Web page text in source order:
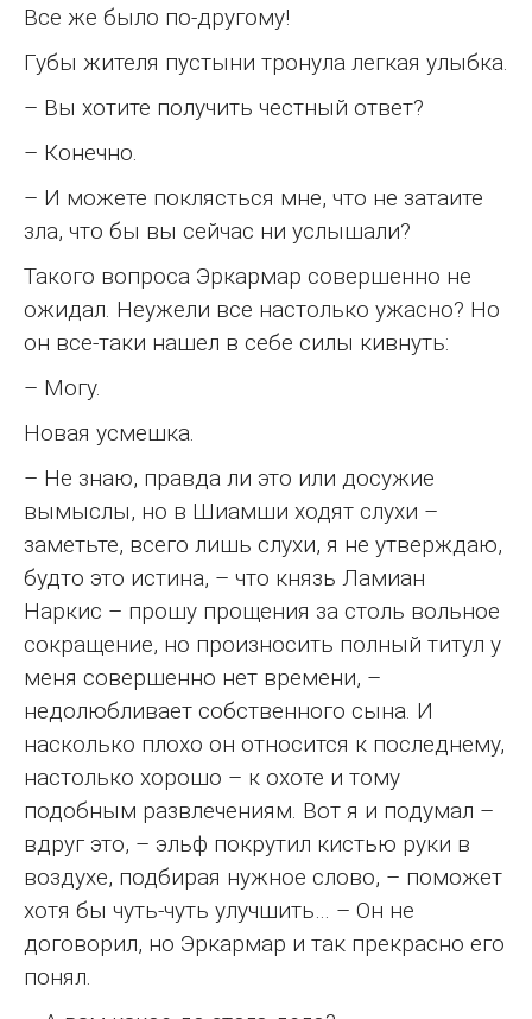
Все же было по-другому!
Губы жителя пустыни тронула легкая улыбка.
– Вы хотите получить честный ответ?
– Конечно.
– И можете поклясться мне, что не затаите
зла, что бы вы сейчас ни услышали?
Такого вопроса Эркармар совершенно не
ожидал. Неужели все настолько ужасно? Но
он все-таки нашел в себе силы кивнуть:
– Могу.
Новая усмешка.
– Не знаю, правда ли это или досужие
вымыслы, но в Шиамши ходят слухи –
заметьте, всего лишь слухи, я не утверждаю,
будто это истина, – что князь Ламиан
Наркис – прошу прощения за столь вольное
сокращение, но произносить полный титул у
меня совершенно нет времени, –
недолюбливает собственного сына. И
насколько плохо он относится к последнему,
настолько хорошо – к охоте и тому
подобным развлечениям. Вот я и подумал –
вдруг это, – эльф покрутил кистью руки в
воздухе, подбирая нужное слово, – поможет
хотя бы чуть-чуть улучшить… – Он не
договорил, но Эркармар и так прекрасно его
понял.